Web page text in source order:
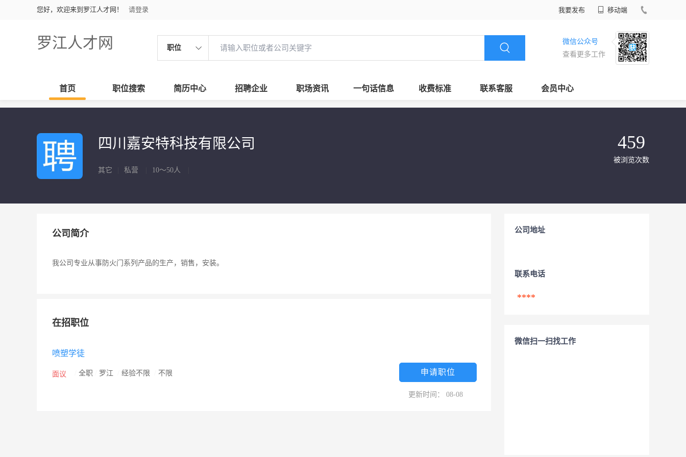
您好，欢迎来到罗江人才网！ 请登录 我要发布 移动端
罗江人才网 职位
微信公众号
查看更多工作
首页 职位搜索 简历中心 招聘企业 职场资讯 一句话信息 收费标准 联系客服 会员中心
四川嘉安特科技有限公司
其它 私营 10～50人
459
被浏览次数
公司简介
我公司专业从事防火门系列产品的生产，销售，安装。
在招职位
喷塑学徒
面议 全职 罗江 经验不限 不限 申请职位
更新时间： 08-08
公司地址
联系电话
****
微信扫一扫找工作